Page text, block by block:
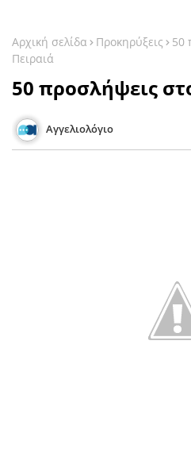
Αρχική σελίδα Προκηρύξεις
50
Πειραιά
50 προσλήψεις
Αγγελιολόγιο